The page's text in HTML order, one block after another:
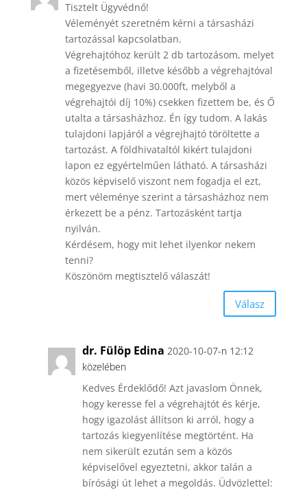
Tisztelt Ügyvédnő!
Véleményét szeretném kérni a társasházi
tartozással kapcsolatban.
Végrehajtóhoz került 2 db tartozásom, melyet
a fizetésemből, illetve később a végrehajtóval
megegyezve (havi 30.000ft, melyből a
végrehajtói díj 10%) csekken fizettem be, és Ő
utalta a társasházhoz. Én így tudom. A lakás
tulajdoni lapjáról a végrejhajtó töröltette a
tartozást. A földhivataltól kikért tulajdoni
lapon ez egyértelműen látható. A társasházi
közös képviselő viszont nem fogadja el ezt,
mert véleménye szerint a társasházhoz nem
érkezett be a pénz. Tartozásként tartja
nyilván.
Kérdésem, hogy mit lehet ilyenkor nekem
tenni?
Köszönöm megtisztelő válaszát!
Válasz
dr. Fülöp Edina 2020-10-07-n 12:12
közelében
Kedves Érdeklődő! Azt javaslom Önnek,
hogy keresse fel a végrehajtót és kérje,
hogy igazolást állítson ki arról, hogy a
tartozás kiegyenlítése megtörtént. Ha
nem sikerült ezután sem a közös
képviselővel egyeztetni, akkor talán a
bírósági út lehet a megoldás. Üdvözlettel: